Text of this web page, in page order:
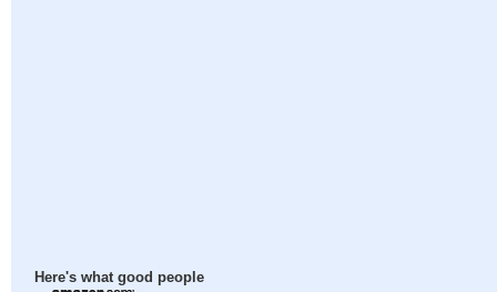
Here's what good people